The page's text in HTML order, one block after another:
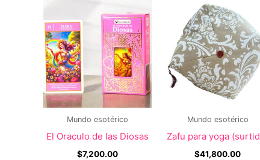
Mundo esotérico
El Oraculo de las Diosas
$7,200.00
Mundo esotérico
Zafu para yoga
$41,800.00